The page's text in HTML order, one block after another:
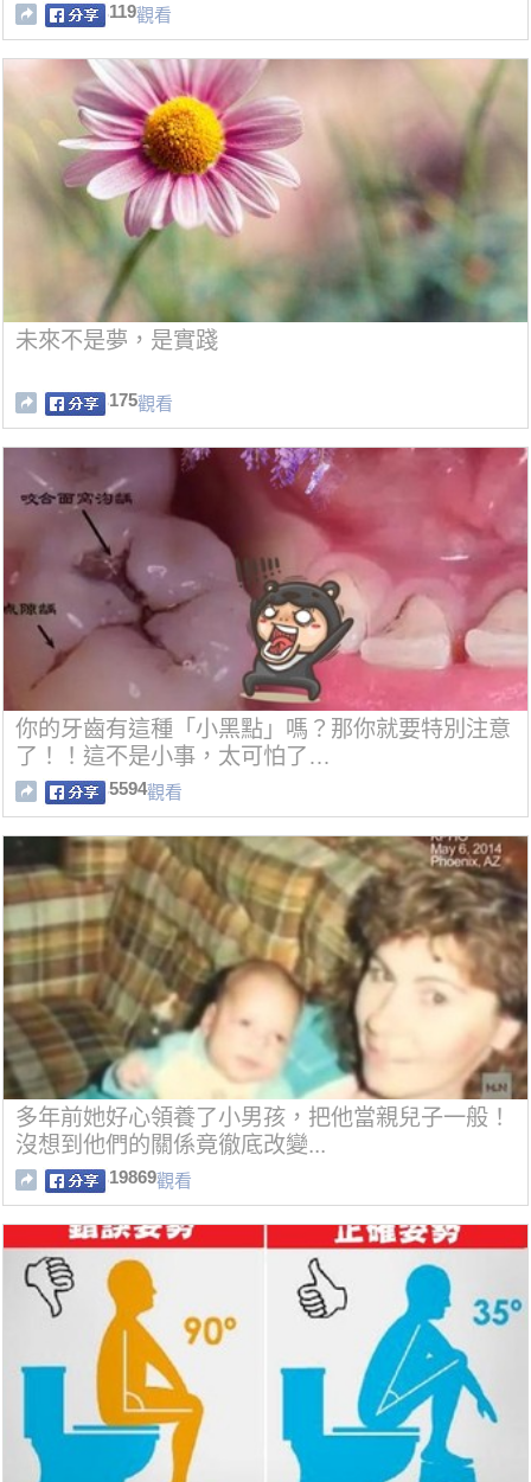
119觀看
未來不是夢，是實踐
175觀看
你的牙齒有這種「小黑點」嗎？那你就要特別注意
了！！這不是小事，太可怕了…
5594觀看
多年前她好心領養了小男孩，把他當親兒子一般！
沒想到他們的關係竟徹底改變...
19869觀看